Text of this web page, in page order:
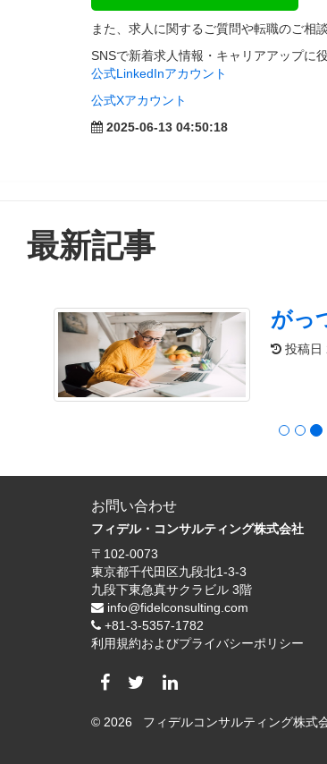
また、 求人に関するご質問や転職のご相
SNSで新着求人情報・キャリアアップに
公式LinkedInアカウント
公式Xアカウント
2025-06-13 04:50:18
最新記事
がっ
投稿日
お問い合わせ
フィデル・コンサルティング株式会社
〒102-0073
東京都千代田区九段北1-3-3
九段下東急真サクラビル 3階
info@fidelconsulting.com
+81-3-5357-1782
利用規約およびプライバシーポリシー
© 2026 フィデルコンサルティング株式